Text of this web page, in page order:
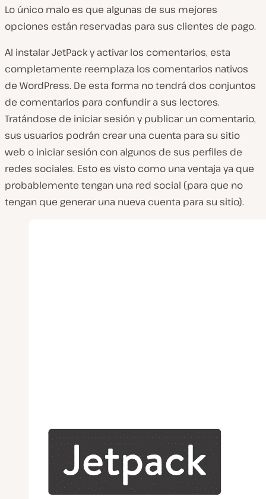
Lo único malo es que algunas de sus mejores
opciones están reservadas para sus clientes de pago.
Al instalar JetPack y activar los comentarios, esta
completamente reemplaza los comentarios nativos
de WordPress. De esta forma no tendrá dos conjuntos
de comentarios para confundir a sus lectores.
Tratándose de iniciar sesión y publicar un comentario,
sus usuarios podrán crear una cuenta para su sitio
web o iniciar sesión con algunos de sus perfiles de
redes sociales. Esto es visto como una ventaja ya que
probablemente tengan una red social (para que no
tengan que generar una nueva cuenta para su sitio).